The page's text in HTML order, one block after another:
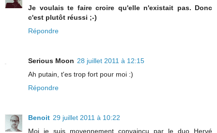
Je voulais te faire croire qu'elle n'existait pas. Donc
c'est plutôt réussi ;-)
Répondre
Serious Moon 28 juillet 2011 à 12:15
Ah putain, t'es trop fort pour moi :)
Répondre
Benoit 29 juillet 2011 à 10:22
Moi je suis moyennement convaincu par le duo Hervé